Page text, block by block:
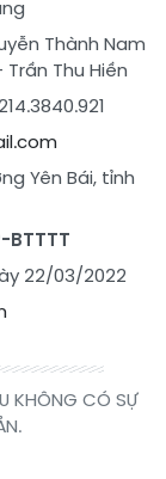
Thành Nam
Trần Thu Hiền
Yên Bái, tỉnh
BTTTT
22/03/2022
KHÔNG CÓ SỰ